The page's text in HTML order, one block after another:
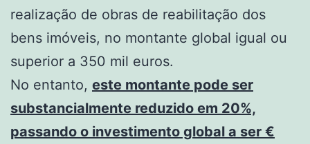
realização de obras de reabilitação dos
bens imóveis, no montante global igual ou
superior a 350 mil euros.
No entanto, este montante pode ser
substancialmente reduzido em 20%,
passando o investimento global a ser €